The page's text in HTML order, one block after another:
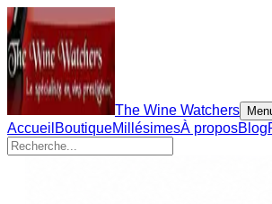
The Wine Watchers
Accueil BoutiqueMillésimesÀ proposBlog